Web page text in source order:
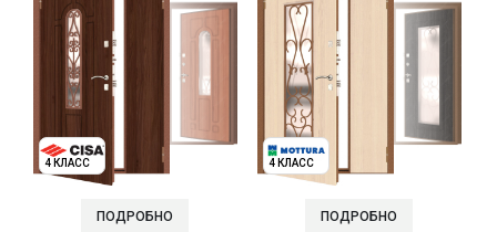
4 КЛАСС
ПОДРОБНО
4 КЛАСС
ПОДРОБНО